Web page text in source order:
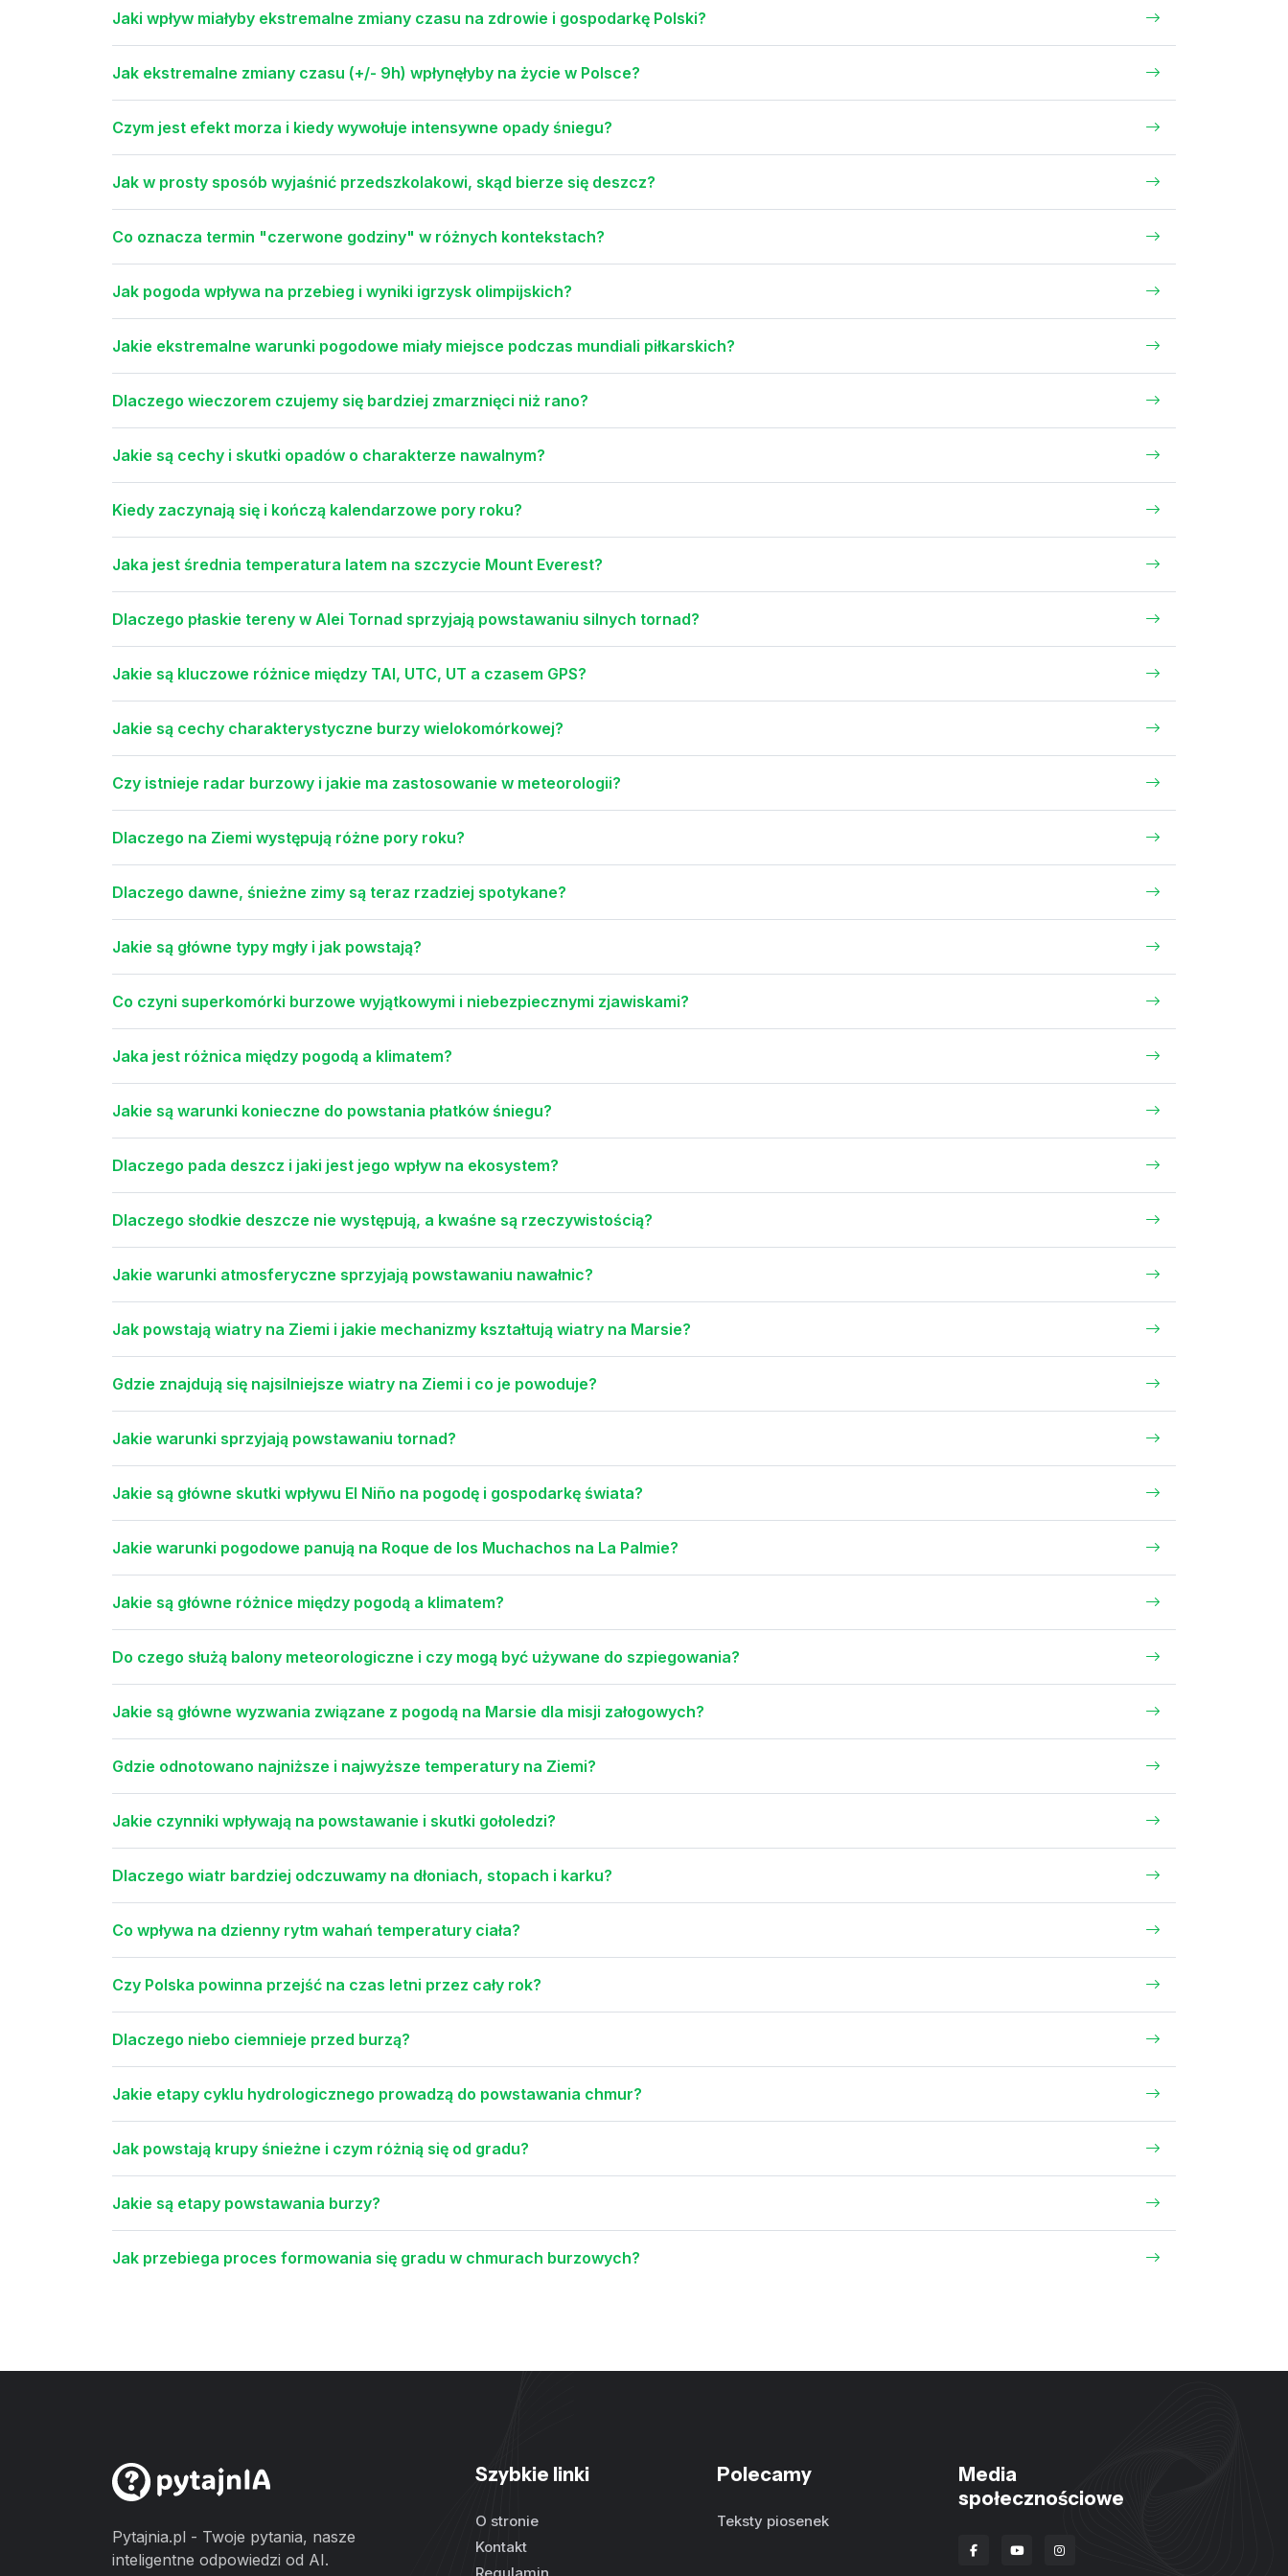
Jaki wpływ miałyby ekstremalne zmiany czasu na zdrowie i gospodarkę Polski?
Jak ekstremalne zmiany czasu (+/- 9h) wpłynęłyby na życie w Polsce?
Czym jest efekt morza i kiedy wywołuje intensywne opady śniegu?
Jak w prosty sposób wyjaśnić przedszkolakowi, skąd bierze się deszcz?
Co oznacza termin "czerwone godziny" w różnych kontekstach?
Jak pogoda wpływa na przebieg i wyniki igrzysk olimpijskich?
Jakie ekstremalne warunki pogodowe miały miejsce podczas mundiali piłkarskich?
Dlaczego wieczorem czujemy się bardziej zmarznięci niż rano?
Jakie są cechy i skutki opadów o charakterze nawalnym?
Kiedy zaczynają się i kończą kalendarzowe pory roku?
Jaka jest średnia temperatura latem na szczycie Mount Everest?
Dlaczego płaskie tereny w Alei Tornad sprzyjają powstawaniu silnych tornad?
Jakie są kluczowe różnice między TAI, UTC, UT a czasem GPS?
Jakie są cechy charakterystyczne burzy wielokomórkowej?
Czy istnieje radar burzowy i jakie ma zastosowanie w meteorologii?
Dlaczego na Ziemi występują różne pory roku?
Dlaczego dawne, śnieżne zimy są teraz rzadziej spotykane?
Jakie są główne typy mgły i jak powstają?
Co czyni superkomórki burzowe wyjątkowymi i niebezpiecznymi zjawiskami?
Jaka jest różnica między pogodą a klimatem?
Jakie są warunki konieczne do powstania płatków śniegu?
Dlaczego pada deszcz i jaki jest jego wpływ na ekosystem?
Dlaczego słodkie deszcze nie występują, a kwaśne są rzeczywistością?
Jakie warunki atmosferyczne sprzyjają powstawaniu nawałnic?
Jak powstają wiatry na Ziemi i jakie mechanizmy kształtują wiatry na Marsie?
Gdzie znajdują się najsilniejsze wiatry na Ziemi i co je powoduje?
Jakie warunki sprzyjają powstawaniu tornad?
Jakie są główne skutki wpływu El Niño na pogodę i gospodarkę świata?
Jakie warunki pogodowe panują na Roque de los Muchachos na La Palmie?
Jakie są główne różnice między pogodą a klimatem?
Do czego służą balony meteorologiczne i czy mogą być używane do szpiegowania?
Jakie są główne wyzwania związane z pogodą na Marsie dla misji załogowych?
Gdzie odnotowano najniższe i najwyższe temperatury na Ziemi?
Jakie czynniki wpływają na powstawanie i skutki gołoledzi?
Dlaczego wiatr bardziej odczuwamy na dłoniach, stopach i karku?
Co wpływa na dzienny rytm wahań temperatury ciała?
Czy Polska powinna przejść na czas letni przez cały rok?
Dlaczego niebo ciemnieje przed burzą?
Jakie etapy cyklu hydrologicznego prowadzą do powstawania chmur?
Jak powstają krupy śnieżne i czym różnią się od gradu?
Jakie są etapy powstawania burzy?
Jak przebiega proces formowania się gradu w chmurach burzowych?
Pytajnia.pl - Twoje pytania, nasze
inteligentne odpowiedzi od AI.
Szybkie linki
O stronie
Kontakt
Polecamy
Teksty piosenek
Media
społecznościowe